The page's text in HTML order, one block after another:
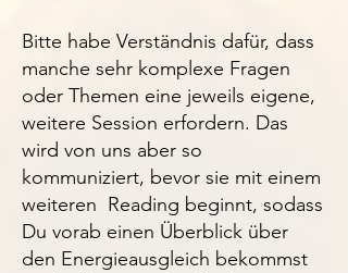
Bitte habe Verständnis dafür, dass
manche sehr komplexe Fragen
oder Themen eine jeweils eigene,
weitere Session erfordern. Das
wird von uns aber so
kommuniziert, bevor sie mit einem
weiteren Reading beginnt, sodass
Du vorab einen Überblick über
den Energieausgleich bekommst